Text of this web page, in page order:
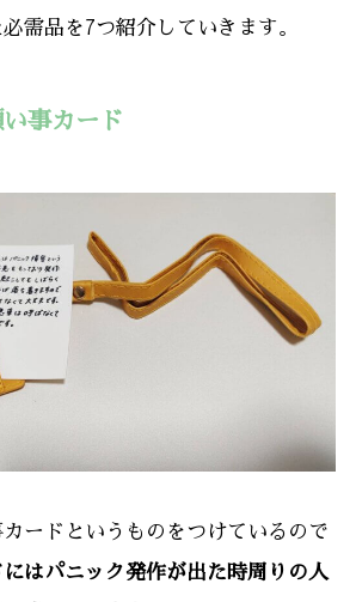
需品を7つ紹介していきます。
事カード
ードというものをつけているので
にはパニック発作が出た時周りの人